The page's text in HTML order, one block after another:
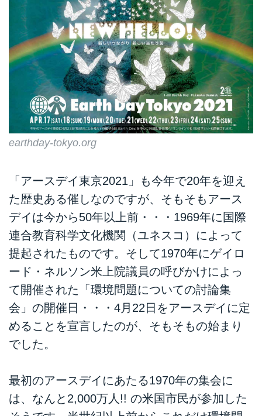
earthday-tokyo.org
「アースデイ東京2021」も今年で20年を迎え
た歴史ある催しなのですが、そもそもアース
デイは今から50年以上前・・・1969年に国際
連合教育科学文化機関（ユネスコ）によって
提起されたものです。そして1970年にゲイロ
ード・ネルソン米上院議員の呼びかけによっ
て開催された「環境問題についての討論集
会」の開催日・・・4月22日をアースデイに定
めることを宣言したのが、そもそもの始まり
でした。
最初のアースデイにあたる1970年の集会に
は、なんと2,000万人!! の米国市民が参加した